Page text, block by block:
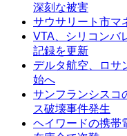
深刻な被害
サウサリート市マ
VTA、シリコンバ
記録を更新
デルタ航空、ロサ
始へ
サンフランシスコ
ス破壊事件発生
ヘイワードの携帯